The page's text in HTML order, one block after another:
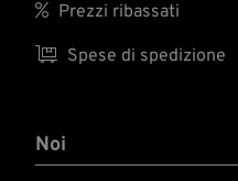
 Prezzi ribassati
 Spese di spedizione
Noi